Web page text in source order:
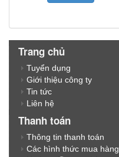
Trang chủ
Tuyển dụng
Giới thiệu công ty
Tin tức
Liên hệ
Thanh toán
Thông tin thanh toán
Các hình thức mua hàng